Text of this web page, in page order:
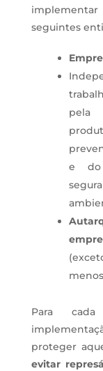
seguintes
pela
e do
Para
proteger
evitar